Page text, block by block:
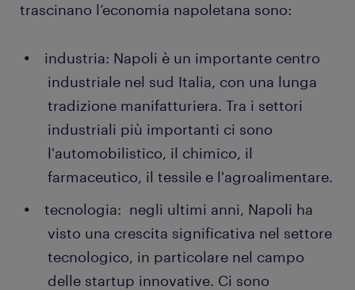
trascinano l’economia napoletana sono:
industria: Napoli è un importante centro
industriale nel sud Italia, con una lunga
tradizione manifatturiera. Tra i settori
industriali più importanti ci sono
l'automobilistico, il chimico, il
farmaceutico, il tessile e l'agroalimentare.
tecnologia: negli ultimi anni, Napoli ha
visto una crescita significativa nel settore
tecnologico, in particolare nel campo
delle startup innovative. Ci sono